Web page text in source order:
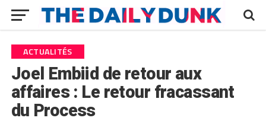
ACTUALITÉS
Joel Embiid de retour aux
affaires : Le retour fracassant
du Process